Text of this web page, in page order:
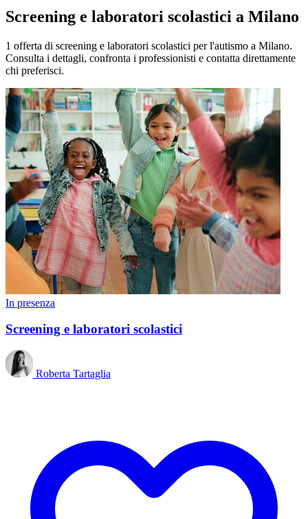
Screening e laboratori scolastici a Milano
1 offerta di screening e laboratori scolastici per l'autismo a Milano.
Consulta i dettagli, confronta i professionisti e contatta direttamente
chi preferisci.
In presenza
Screening e laboratori scolastici
Roberta Tartaglia